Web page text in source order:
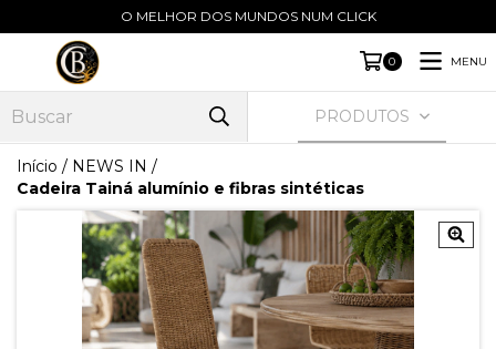
O MELHOR DOS MUNDOS NUM CLICK
0 MENU
PRODUTOS
Início / NEWS IN /
Cadeira Tainá alumínio e fibras sintéticas